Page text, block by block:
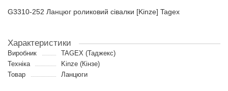
G3310-252 Ланцюг роликовий сівалки [Kinze] Tagex
Характеристики
Виробник
TAGEX (Таджекс)
Техніка
Kinze (Кінзе)
Товар
Ланцюги